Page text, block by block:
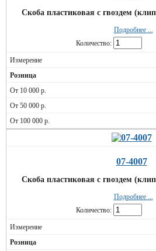
Скоба пластиковая с гвоздем
Подробнее ...
Количество:
07-4007
Скоба пластиковая с гвоздем
Подробнее ...
Количество: